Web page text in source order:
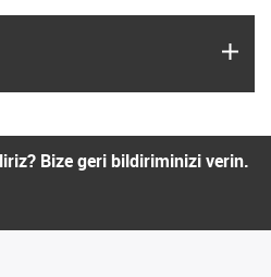
Bize geri bildiriminizi verin.